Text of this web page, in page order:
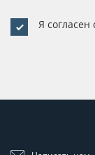
Я согласен